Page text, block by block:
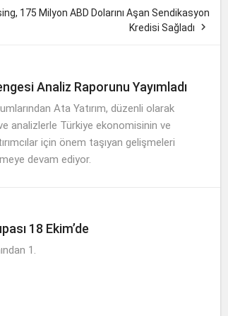
175 Milyon ABD Dolarını Aşan Sendikasyon
Kredisi Sağladı

Analiz Raporunu Yayımladı
Ata Yatırım, düzenli olarak
analizlerle Türkiye ekonomisinin ve
için önem taşıyan gelişmeleri
devam ediyor.
18 Ekim’de
1.